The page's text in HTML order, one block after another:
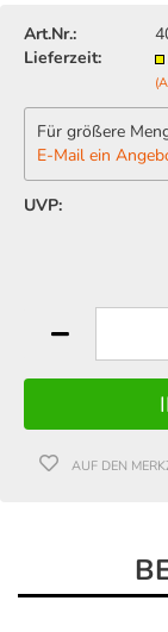
Art.Nr.:
Lieferzeit:
Für größere
E-Mail ein
UVP:
AUF DEN